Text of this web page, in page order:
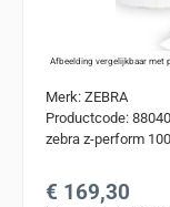
Afbeelding vergelijkbaar met
Merk: ZEBRA
Productcode:
zebra z-perform
Normale prijs:
€ 169,30